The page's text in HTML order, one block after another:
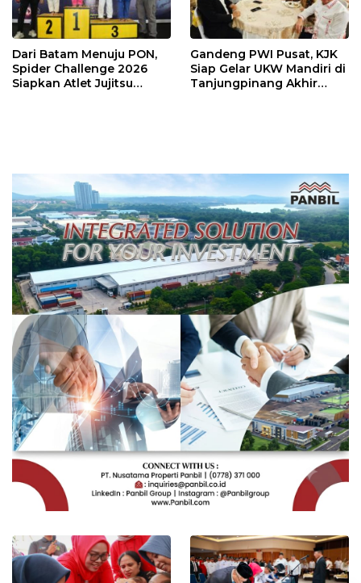
Dari Batam Menuju PON,
Spider Challenge 2026
Siapkan Atlet Jujitsu
Gandeng PWI Pusat, KJK
Siap Gelar UKW Mandiri di
Tanjungpinang Akhir